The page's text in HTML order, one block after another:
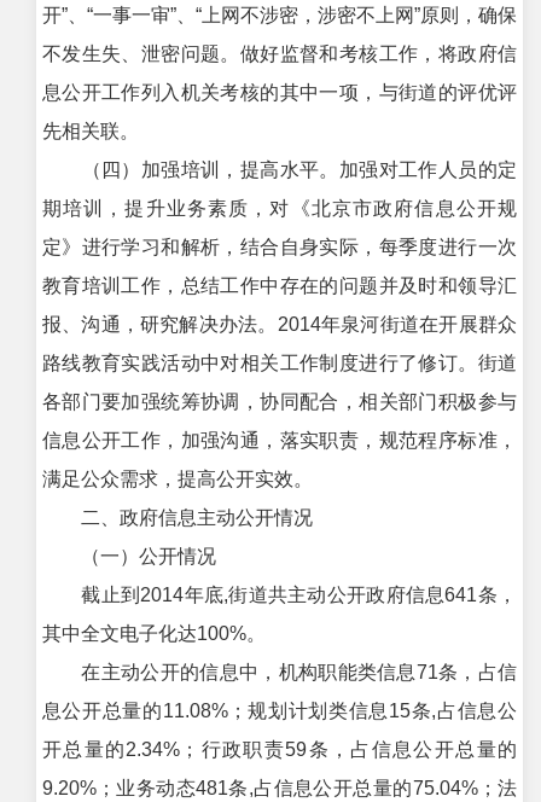
开”、“一事一审”、“上网不涉密，涉密不上网”原则，确保
不发生失、泄密问题。做好监督和考核工作，将政府信
息公开工作列入机关考核的其中一项，与街道的评优评
先相关联。
（四）加强培训，提高水平。加强对工作人员的定
期培训，提升业务素质，对《北京市政府信息公开规
定》进行学习和解析，结合自身实际，每季度进行一次
教育培训工作，总结工作中存在的问题并及时和领导汇
报、沟通，研究解决办法。2014年泉河街道在开展群众
路线教育实践活动中对相关工作制度进行了修订。街道
各部门要加强统筹协调，协同配合，相关部门积极参与
信息公开工作，加强沟通，落实职责，规范程序标准，
满足公众需求，提高公开实效。
二、政府信息主动公开情况
（一）公开情况
截止到2014年底,街道共主动公开政府信息641条，
其中全文电子化达100%。
在主动公开的信息中，机构职能类信息71条，占信
息公开总量的11.08%；规划计划类信息15条,占信息公
开总量的2.34%；行政职责59条，占信息公开总量的
9.20%；业务动态481条,占信息公开总量的75.04%；法